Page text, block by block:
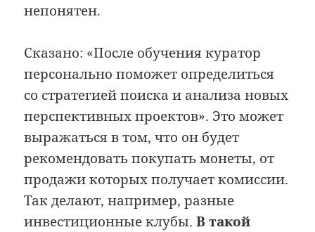
непонятен.
Сказано: «После обучения куратор
персонально поможет определиться
со стратегией поиска и анализа новых
перспективных проектов». Это может
выражаться в том, что он будет
рекомендовать покупать монеты, от
продажи которых получает комиссии.
Так делают, например, разные
инвестиционные клубы.В такой